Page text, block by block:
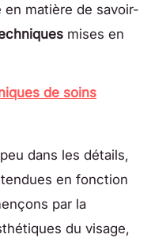
matière de savoir-
mises en
de soins
dans les détails,
en fonction
par la
du visage,